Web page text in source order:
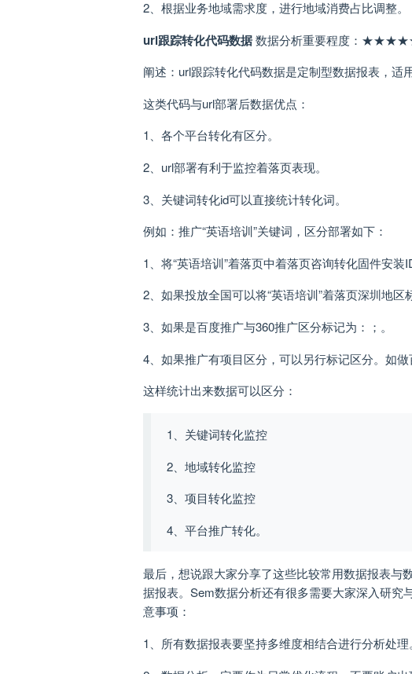
2、根据业务地域需求度，进行地域消费占比调整。
url跟踪转化代码数据数据分析重要程度：
阐述：url跟踪转化代码数据是定制型数据报表，适
这类代码与url部署后数据优点：
1、各个平台转化有区分。
2、url部署有利于监控着落页表现。
3、关键词转化id可以直接统计转化词。
例如：推广“英语培训”关键词，区分部署如下：
1、将“英语培训”着落页中着落页咨询转化固件安装
2、如果投放全国可以将“英语培训”着落页深圳地区
3、如果是百度推广与360推广区分标记为： ； 。
4、如果推广有项目区分，可以另行标记区分。如
这样统计出来数据可以区分：
1、关键词转化监控
2、地域转化监控
3、项目转化监控
4、平台推广转化。
最后，想说跟大家分享了这些比较常用数据报表与
据报表。Sem数据分析还有很多需要大家深入研
意事项：
1、所有数据报表要坚持多维度相结合进行分析处理。